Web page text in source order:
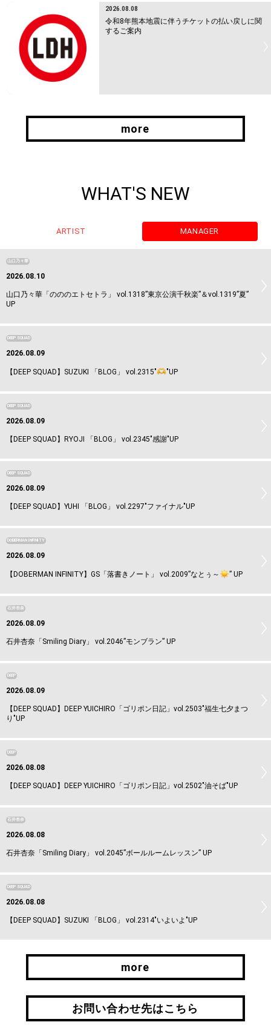
2026.08.08
令和8年熊本地震に伴うチケットの払い戻しに関
するご案内
more
WHAT'S NEW
ARTIST MANAGER
山口乃々華
2026.08.10
山口乃々華「のののエトセトラ」 vol.1318”東京公演千秋楽”＆vol.1319”夏”
UP
DEEP SQUAD
2026.08.09
【DEEP SQUAD】SUZUKI 「BLOG」 vol.2315" "UP
DEEP SQUAD
2026.08.09
【DEEP SQUAD】RYOJI 「BLOG」 vol.2345"感謝"UP
DEEP SQUAD
2026.08.09
【DEEP SQUAD】YUHI 「BLOG」 vol.2297"ファイナル"UP
DOBERMAN INFINITY
2026.08.09
【DOBERMAN INFINITY】GS「落書きノート」 vol.2009”なとぅ～ ️” UP
石井杏奈
2026.08.09
石井杏奈「Smiling Diary」 vol.2046”モンブラン” UP
DEEP
2026.08.09
【DEEP SQUAD】DEEP YUICHIRO「ゴリポン日記」vol.2503"福生七夕まつ
り"UP
DEEP
2026.08.08
【DEEP SQUAD】DEEP YUICHIRO「ゴリポン日記」vol.2502"油そば"UP
石井杏奈
2026.08.08
石井杏奈「Smiling Diary」 vol.2045”ボールルームレッスン” UP
DEEP SQUAD
2026.08.08
【DEEP SQUAD】SUZUKI 「BLOG」 vol.2314"いよいよ"UP
more
more
お問い合わせ先はこちら
お問い合わせ先はこちら